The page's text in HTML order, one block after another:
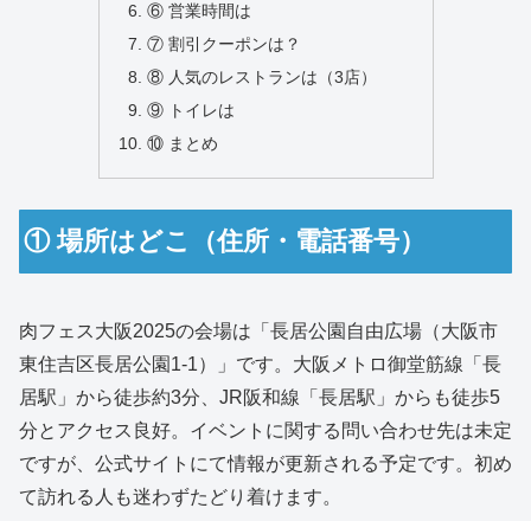
⑥ 営業時間は
⑦ 割引クーポンは？
⑧ 人気のレストランは（3店）
⑨ トイレは
⑩ まとめ
① 場所はどこ（住所・電話番号）
肉フェス大阪2025の会場は「長居公園自由広場（大阪市
東住吉区長居公園1-1）」です。大阪メトロ御堂筋線「長
居駅」から徒歩約3分、JR阪和線「長居駅」からも徒歩5
分とアクセス良好。イベントに関する問い合わせ先は未定
ですが、公式サイトにて情報が更新される予定です。初め
て訪れる人も迷わずたどり着けます。